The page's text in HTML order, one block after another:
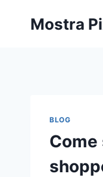
Mostra
BLOG
Come